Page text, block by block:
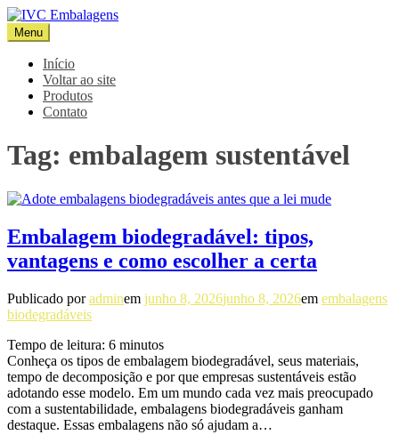
Pular
para
o
conteúdo
IVC Embalagens
Blog IVC
Menu
Início
Voltar ao site
Produtos
Contato
Tag: embalagem sustentável
Embalagem biodegradável: tipos,
vantagens e como escolher a certa
Publicado poradminem junho 8, 2026junho 8, 2026em embalagens
biodegradáveis
Tempo de leitura: 6 minutos
Conheça os tipos de embalagem biodegradável, seus materiais,
tempo de decomposição e por que empresas sustentáveis estão
adotando esse modelo. Em um mundo cada vez mais preocupado
com a sustentabilidade, embalagens biodegradáveis ganham
destaque. Essas embalagens não só ajudam a…